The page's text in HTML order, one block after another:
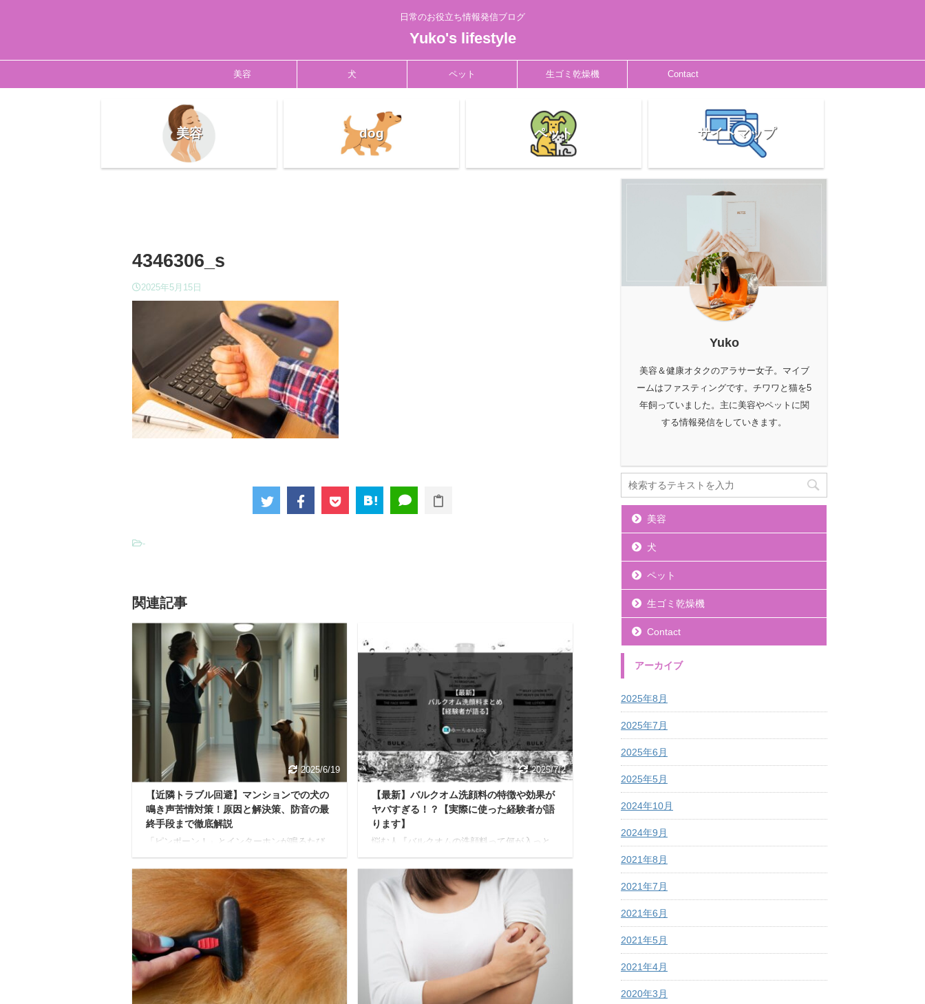
日常のお役立ち情報発信ブログ
Yuko's lifestyle
美容 犬 ペット 生ゴミ乾燥機 Contact
美容 dog ペット サイトマップ
4346306_s
2025年5月15日
-
関連記事
2025/6/19
【近隣トラブル回避】マンションでの犬の
鳴き声苦情対策！原因と解決策、防音の最
終手段まで徹底解説
「ピンポーン！」とインターホンが鳴るたび
吠えが始まり、ご近所から壁ドンや直接苦情
が来てしまった…。 マンションなどの集合住
宅で犬と暮らす飼い主さんにとって、愛犬の
鳴き声は最もデリケートな悩みのひとつです
よね。 木造や鉄骨造はもちろん、比較的防音
性が高いとされる鉄筋コンクリート（RC）造
のマンションでも、音は意外と響くもの。ち
ょっとした鳴き声が、ご近所トラブルに発展
してしまうケースも少なくありません。 「ど
うにかしなきゃ…でも、どうすればいいんだ
ろう？」 そんな不安 ...
2025/7/2
【最新】バルクオム洗顔料の特徴や効果が
ヤバすぎる！？【実際に使った経験者が語
ります】
悩む人『バルクオムの洗顔料って何が入っと
いな。』 今日はこんな疑問に答えていきま
す。 本記事の内容 バルクオム洗顔料の全成分
とは バルクオム洗顔料の特徴とは 私が実際バ
ルクオム洗顔料を10ヶ月間使ってみて感じた
メリットとデメリット バルクオム洗顔料の実
際の口コミ 本記事の信頼性 筆者のバルクオム
使用歴10ヶ月突破 現在も使用中 バルクオム洗
顔料のメリット/デメリットがわかる 参考画像
↑ 私が過去に購入したバルクオム洗顔料の購入
履歴です。ぜひ参考程度に。 それでは一 ...
Yuko
美容＆健康オタクのアラサー女子。マイブ
ームはファスティングです。チワワと猫を5
年飼っていました。主に美容やペットに関
する情報発信をしていきます。
美容
犬
ペット
生ゴミ乾燥機
Contact
アーカイブ
2025年8月
2025年7月
2025年6月
2025年5月
2024年10月
2024年9月
2021年8月
2021年7月
2021年6月
2021年5月
2021年4月
2020年3月